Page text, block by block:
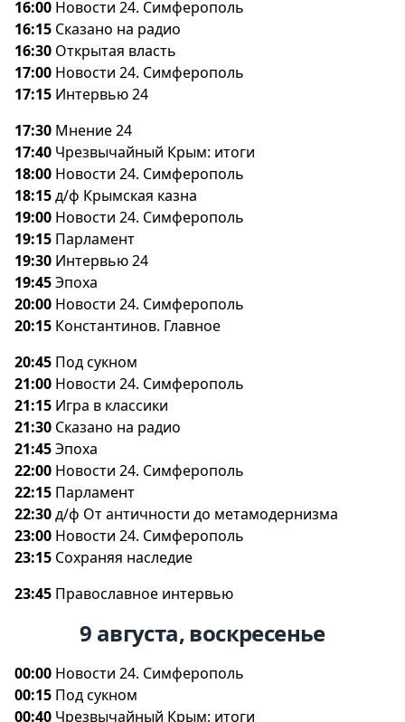
16:00 Новости 24. Симферополь
16:15 Сказано на радио
16:30 Открытая власть
17:00 Новости 24. Симферополь
17:15 Интервью 24
17:30 Мнение 24
17:40 Чрезвычайный Крым: итоги
18:00 Новости 24. Симферополь
18:15д/ф Крымская казна
19:00 Новости 24. Симферополь
19:15 Парламент
19:30 Интервью 24
19:45Эпоха
20:00 Новости 24. Симферополь
20:15 Константинов. Главное
20:45 Под сукном
21:00 Новости 24. Симферополь
21:15 Игра в классики
21:30 Сказано на радио
21:45Эпоха
22:00 Новости 24. Симферополь
22:15 Парламент
22:30д/ф От античности до метамодернизма
23:00 Новости 24. Симферополь
23:15 Сохраняя наследие
23:45 Православное интервью
9 августа, воскресенье
00:00 Новости 24. Симферополь
00:15 Под сукном
00:40 Чрезвычайный Крым: итоги